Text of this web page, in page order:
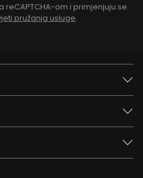
om i primjenjuju se
pružanja usluge.